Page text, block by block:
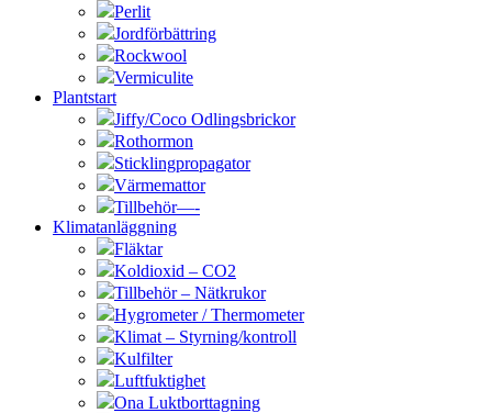
Perlit
Jordförbättring
Rockwool
Vermiculite
Plantstart
Jiffy/Coco Odlingsbrickor
Rothormon
Sticklingpropagator
Värmemattor
Tillbehör—-
Klimatanläggning
Fläktar
Koldioxid – CO2
Tillbehör – Nätkrukor
Hygrometer / Thermometer
Klimat – Styrning/kontroll
Kulfilter
Luftfuktighet
Ona Luktborttagning